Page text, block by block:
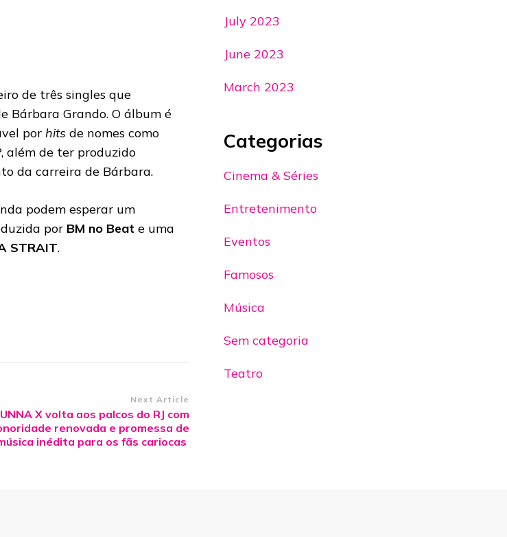
de três singles que
Bárbara Grando. O álbum é
por hits de nomes como
além de ter produzido
da carreira de Bárbara.
podem esperar um
por BM no Beat e uma
STRAIT.
Next Article
UNNA X volta aos palcos do RJ com
renovada e promessa de
inédita para os fãs cariocas
July 2023
June 2023
March 2023
Categorias
Cinema & Séries
Entretenimento
Eventos
Famosos
Música
Sem categoria
Teatro